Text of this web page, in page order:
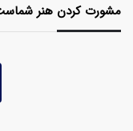
مشورت کردن هنر